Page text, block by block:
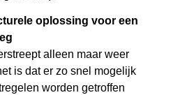
oplossing voor een
alleen maar weer
is dat er zo snel mogelijk
worden getroffen